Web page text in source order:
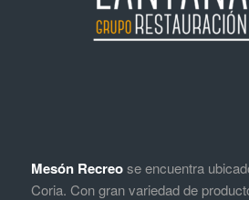
Mesón Recreose encuentra
Coria. Con gran variedad de